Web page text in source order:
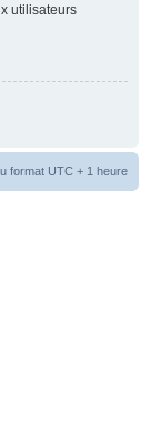
utilisateurs
format UTC + 1 heure